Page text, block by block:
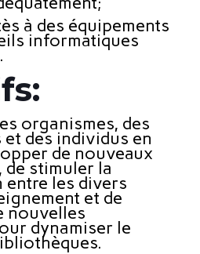
à des équipements
informatiques
organismes, des
des individus en
de nouveaux
stimuler la
les divers
et de
nouvelles
dynamiser le